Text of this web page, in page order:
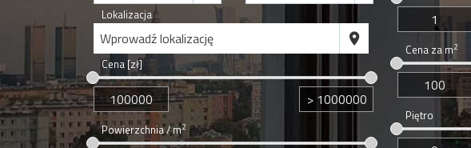
Lokalizacja
Wprowadź lokalizację
Cena [zł]
Powierzchnia / m2
Cena za m2
Piętro